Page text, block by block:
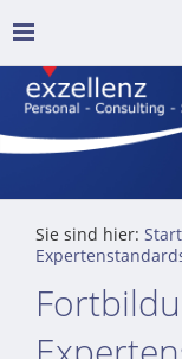
Sie sind hier: